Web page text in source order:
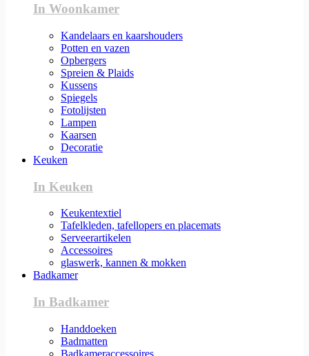
In Woonkamer
Kandelaars en kaarshouders
Potten en vazen
Opbergers
Spreien & Plaids
Kussens
Spiegels
Fotolijsten
Lampen
Kaarsen
Decoratie
Keuken
In Keuken
Keukentextiel
Tafelkleden, tafellopers en placemats
Serveerartikelen
Accessoires
glaswerk, kannen & mokken
Badkamer
In Badkamer
Handdoeken
Badmatten
Badkameraccessoires